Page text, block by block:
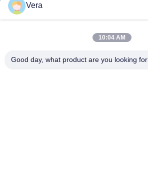
이메일
전화기
Vera
10:04 AM
Good day, what product are you looking